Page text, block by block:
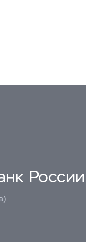
России